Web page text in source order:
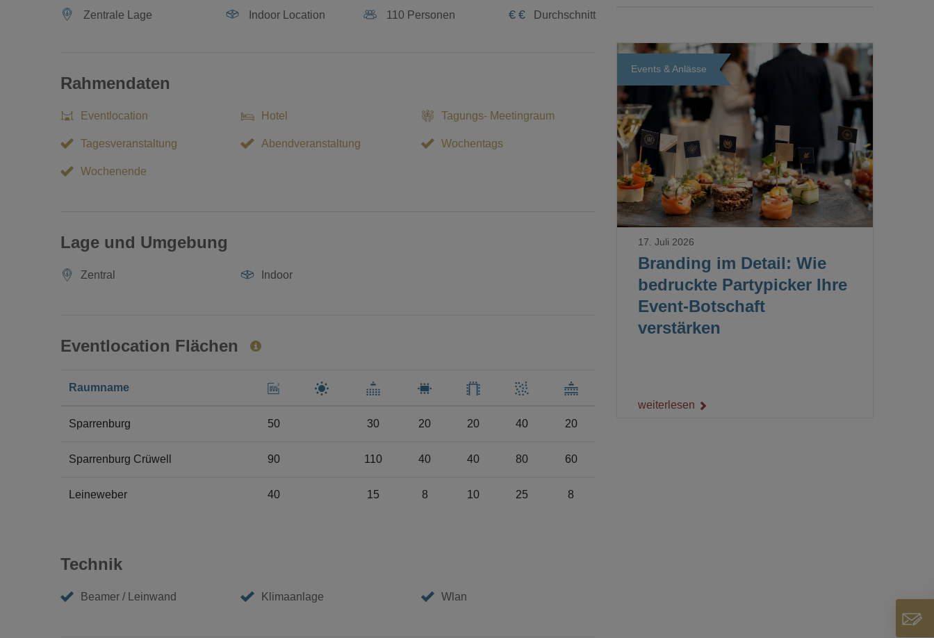
Zentrale Lage Indoor Location 110 Personen € € Durchschnitt
Rahmendaten
Eventlocation Hotel Tagungs- Meetingraum
Tagesveranstaltung Abendveranstaltung Wochentags
Wochenende
Lage und Umgebung
Zentral Indoor
Eventlocation Flächen
Raumname
Sparrenburg 50 30 20 20 40 20
Sparrenburg Crüwell 90 110 40 40 80 60
Leineweber 40 15 8 10 25 8
Technik
Beamer / Leinwand Klimaanlage Wlan
Events & Anlässe
Loading...
Branding im Detail: Wie
bedruckte Partypicker Ihre
Event-Botschaft
verstärken
17. Juli 2026
weiterlesen